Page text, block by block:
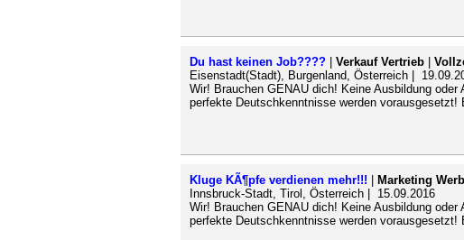
Du hast keinen Job???? Verkauf Vertrieb
Eisenstadt(Stadt), Burgenland, Österreich |
Wir! Brauchen GENAU dich! Keine Ausbildung
perfekte Deutschkenntnisse werden vorausgesetzt!
Kluge KÃ¶pfe verdienen mehr!!! Marketing
Innsbruck-Stadt, Tirol, Österreich | 15.09.2016
Wir! Brauchen GENAU dich! Keine Ausbildung
perfekte Deutschkenntnisse werden vorausgesetzt!